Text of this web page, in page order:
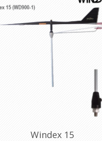
Windex 15